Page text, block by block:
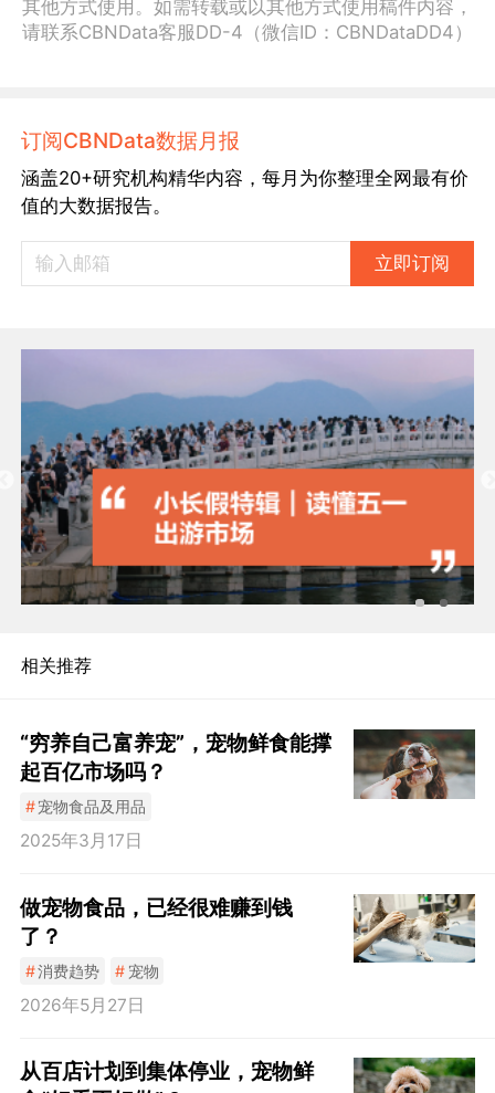
其他方式使用。如需转载或以其他方式使用稿件内容，
请联系CBNData客服DD-4（微信ID：CBNDataDD4）
订阅CBNData数据月报
涵盖20+研究机构精华内容，每月为你整理全网最有价
值的大数据报告。
立即订阅
相关推荐
“穷养自己富养宠”，宠物鲜食能撑
起百亿市场吗？
#宠物食品及用品
2025年3月17日
做宠物食品，已经很难赚到钱
了？
#消费趋势 # 宠物
2026年5月27日
从百店计划到集体停业，宠物鲜